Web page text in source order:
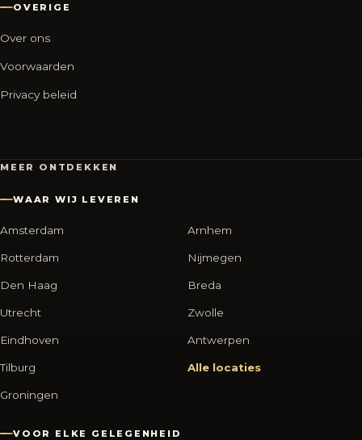
OVERIGE
Over ons
Voorwaarden
Privacy beleid
MEER ONTDEKKEN
WAAR WIJ LEVEREN
Amsterdam
Rotterdam
Den Haag
Utrecht
Eindhoven
Tilburg
Groningen
Arnhem
Nijmegen
Breda
Zwolle
Antwerpen
Alle locaties
VOOR ELKE GELEGENHEID